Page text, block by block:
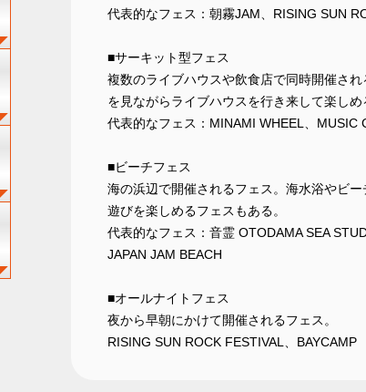
代表的なフェス：朝霧JAM、RISING SUN
■サーキット型フェス
複数のライブハウスや飲食店で同時開催さ
を見ながらライブハウスを行き来して楽しめ
代表的なフェス：MINAMI WHEEL、MUSIC
■ビーチフェス
海の浜辺で開催されるフェス。海水浴やビ
遊びを楽しめるフェスもある。
代表的なフェス：音霊 OTODAMA SEA
JAPAN JAM BEACH
■オールナイトフェス
夜から早朝にかけて開催されるフェス。
RISING SUN ROCK FESTIVAL、BAYCAMP